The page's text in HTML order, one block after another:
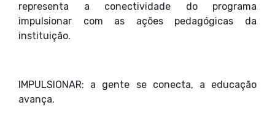
representa a conectividade do programa
impulsionar com as ações pedagógicas da
instituição.
IMPULSIONAR: a gente se conecta, a educação
avança.